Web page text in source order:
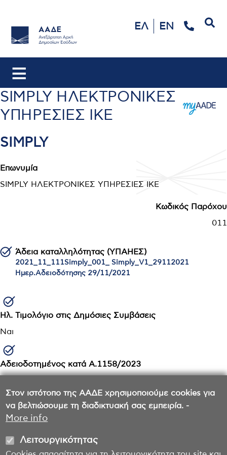
Στον ιστότοπο της ΑΑΔΕ χρησιμοποιούμε cookies για
να βελτιώσουμε τη διαδικτυακή σας εμπειρία. -
More info
Λειτουργικότητας
ΕΛ EN
SIMPLY ΗΛΕΚΤΡΟΝΙΚΕΣ
ΥΠΗΡΕΣΙΕΣ IKE
SIMPLY
Επωνυμία
SIMPLY ΗΛΕΚΤΡΟΝΙΚΕΣ ΥΠΗΡΕΣΙΕΣ IKE
Κωδικός Παρόχου
011
Άδεια καταλληλότητας (ΥΠΑΗΕΣ)
2021_11_111Simply_001_ Simply_V1_29112021
Ημερ.Αδειοδότησης 29/11/2021
Ηλ. Τιμολόγιο στις Δημόσιες Συμβάσεις
Ναι
Αδειοδοτημένος κατά Α.1158/2023
All in one Cash Register/POS
SIMPLY All in One